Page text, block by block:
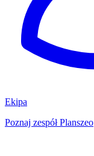
Ekipa
Poznaj zespół Planszeo